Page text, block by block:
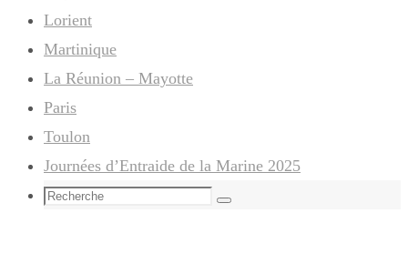
Lorient
Martinique
La Réunion – Mayotte
Paris
Toulon
Journées d’Entraide de la Marine 2025
Search
Recherche